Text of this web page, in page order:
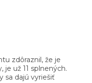
zdôraznil, že je
už 11 splnených.
sa dajú vyriešiť